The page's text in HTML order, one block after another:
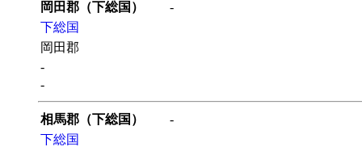
岡田郡（下総国）
-
下総国
岡田郡
-
-
相馬郡（下総国）
-
下総国